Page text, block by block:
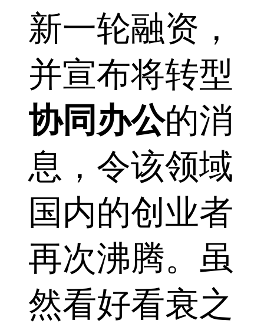
新一轮融资，
并宣布将转型
协同办公的消
息，令该领域
国内的创业者
再次沸腾。虽
然看好看衰之